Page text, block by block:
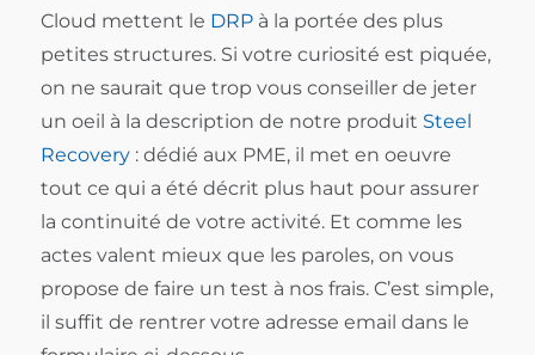
Cloud mettent le DRPà la portée des plus
petites structures. Si votre curiosité est piquée,
on ne saurait que trop vous conseiller de jeter
un oeil à la description de notre produit Steel
Recovery: dédié aux PME, il met en oeuvre
tout ce qui a été décrit plus haut pour assurer
la continuité de votre activité. Et comme les
actes valent mieux que les paroles, on vous
propose de faire un test à nos frais. C’est simple,
il suffit de rentrer votre adresse email dans le